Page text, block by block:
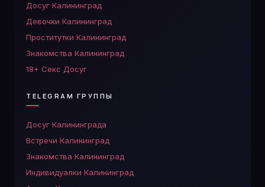
Досуг Калининград
Девочки Калининград
Проститутки Калининград
Знакомства Калининград
18+ Секс Досуг
TELEGRAM ГРУППЫ
Досуг Калининграда
Встречи Калининград
Знакомства Калининград
Индивидуалки Калининград